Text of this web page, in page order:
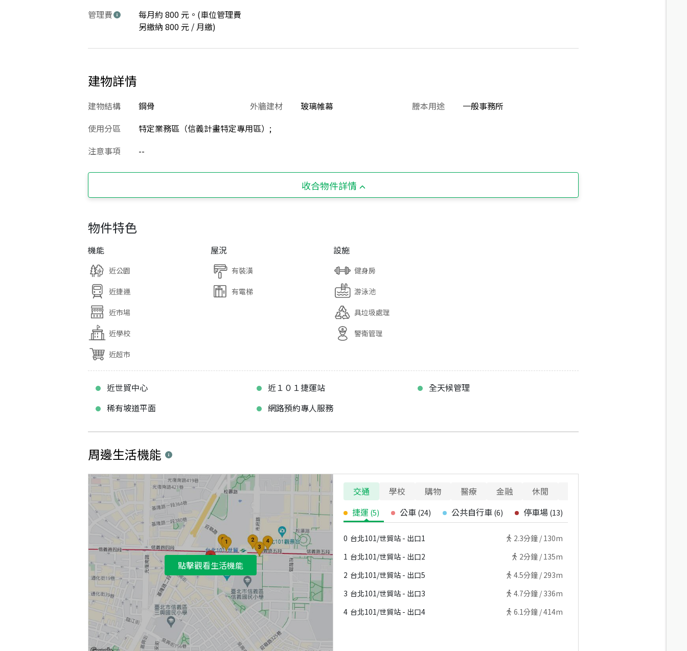
管理費
每月約 800 元。(車位管理費
另繳納 800 元 / 月繳)
建物詳情
建物結構 鋼骨 外牆建材 玻璃帷幕 謄本用途
一般事務所
使用分區
特定業務區（信義計畫特定專用區）;
注意事項
--
收合物件詳情
物件特色
機能
近公園
近捷運
近市場
近學校
近超市
屋況
有裝潢
有電梯
設施
健身房
游泳池
具垃圾處理
警衛管理
近世貿中心 近１０１捷運站
全天候管理
稀有坡道平面
網路預約專人服務
周邊生活機能
點擊觀看生活機能
交通 學校 購物 醫療 金融 休閒
捷運 (5) 公車 (24) 公共自行車 (6) 停車場 (13)
0 台北101/世貿站 - 出口1 2.3分鐘 / 130m
1 台北101/世貿站 - 出口2 2分鐘 / 135m
2 台北101/世貿站 - 出口5 4.5分鐘 / 293m
3 台北101/世貿站 - 出口3 4.7分鐘 / 336m
4 台北101/世貿站 - 出口4 6.1分鐘 /414m